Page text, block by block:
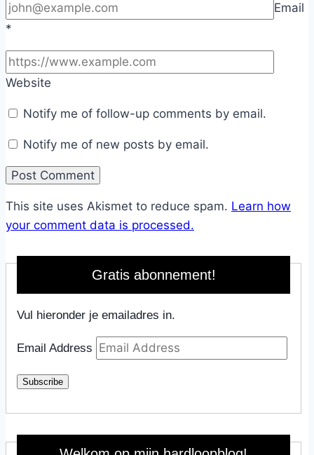
Email
*
Website
Notify me of follow-up comments by email.
Notify me of new posts by email.
This site uses Akismet to reduce spam. Learn how
your comment data is processed.
Gratis abonnement!
Vul hieronder je emailadres in.
Email Address
Subscribe